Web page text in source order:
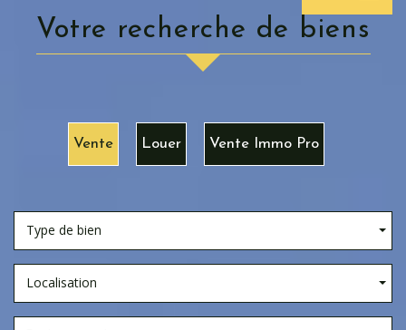
Votre recherche de biens
Vente Louer Vente Immo Pro
Type de bien
Localisation